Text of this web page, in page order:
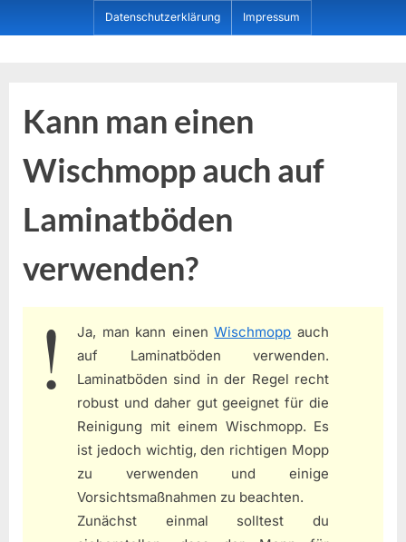
to
Datenschutzerklärung Impressum
Kann man einen
Wischmopp auch auf
Laminatböden
verwenden?
Ja, man kann einenWischmopp auch
auf Laminatböden verwenden.
Laminatböden sind in der Regel recht
robust und daher gut geeignet für die
Reinigung mit einem Wischmopp. Es
ist jedoch wichtig, den richtigen Mopp
zu verwenden und einige
Vorsichtsmaßnahmen zu beachten.
Zunächst einmal solltest du